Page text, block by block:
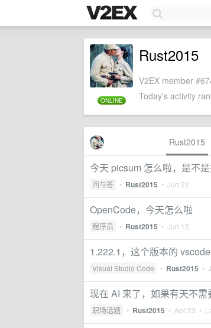
ONLINE
Rust2015
V2EX member
Today's activity
Rust2015
今天 picsum 怎么啦，是不是
问与答 • Rust2015 • Jun 22
OpenCode，今天怎么啦
程序员 • Rust2015 • Jun 12
1.222.1，这个版本的 vscode
Visual Studio Code • Rust2015 •
现在 AI 来了，如果有天不需
职场话题 • Rust2015 • Apr 23 •